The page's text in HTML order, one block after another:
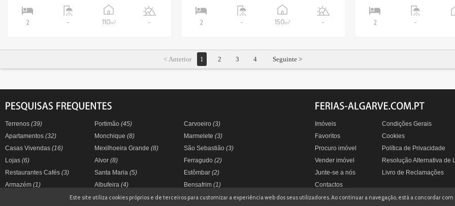
2 - 110m2 - 2 - 150m2 - 2 -
< Anterior 1 2 3 4 Seguinte >
Terrenos (39)
Apartamentos (32)
Casas Vivendas (16)
Lojas (6)
Restaurantes Cafés (3)
Armazém (1)
Portimão (45)
Monchique (8)
Mexilhoeira Grande (8)
Alvor (8)
Santa Maria (5)
Albufeira (4)
Carvoeiro (3)
Marmelete (3)
São Sebastião (3)
Ferragudo (2)
Estômbar (2)
Bensafrim (1)
Imóveis
Favoritos
Procuro imóvel
Vender imóvel
Junte-se a nós
Contactos
Condições Gerais
Cookies
Política de Privacidade
Resolução Alternativa de
Livro de Reclamações
Este site utiliza cookies próprios e de terceiros para customizar a experiência web dos seus utilizadores. Ao continuar a navegação, está a concordar com